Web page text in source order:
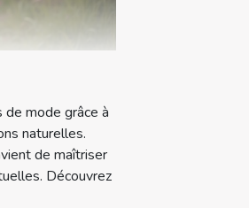
mode grâce à
naturelles.
de maîtriser
Découvrez